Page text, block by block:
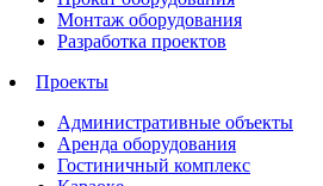
Монтаж оборудования
Разработка проектов
Проекты
Административные объекты
Аренда оборудования
Гостиничный комплекс